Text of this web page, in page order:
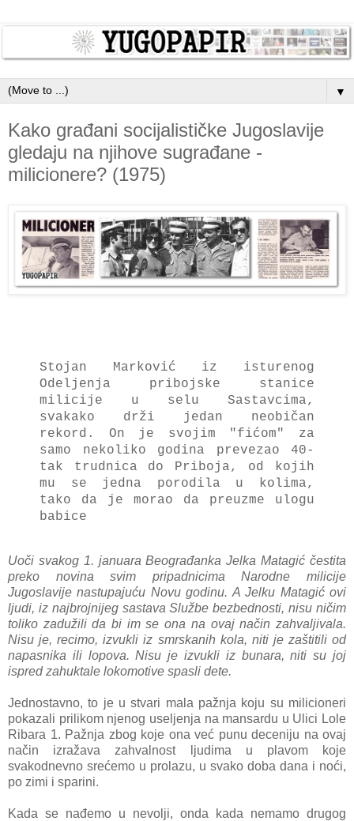
▼
Kako građani socijalističke Jugoslavije
gledaju na njihove sugrađane -
milicionere? (1975)
Stojan Marković iz isturenog
Odeljenja pribojske stanice
milicije u selu Sastavcima,
svakako drži jedan neobičan
rekord. On je svojim "fićom" za
samo nekoliko godina prevezao 40-
tak trudnica do Priboja, od kojih
mu se jedna porodila u kolima,
tako da je morao da preuzme ulogu
babice
Uoči svakog 1. januara Beograđanka Jelka Matagić čestita
preko novina svim pripadnicima Narodne milicije
Jugoslavije nastupajuću Novu godinu. A Jelku Matagić ovi
ljudi, iz najbrojnijeg sastava Službe bezbednosti, nisu ničim
toliko zadužili da bi im se ona na ovaj način zahvaljivala.
Nisu je, recimo, izvukli iz smrskanih kola, niti je zaštitili od
napasnika ili lopova. Nisu je izvukli iz bunara, niti su joj
ispred zahuktale lokomotive spasli dete.
Jednostavno, to je u stvari mala pažnja koju su milicioneri
pokazali prilikom njenog useljenja na mansardu u Ulici Lole
Ribara 1. Pažnja zbog koje ona već punu deceniju na ovaj
način izražava zahvalnost ljudima u plavom koje
svakodnevno srećemo u prolazu, u svako doba dana i noći,
po zimi i sparini.
Kada se nađemo u nevolji, onda kada nemamo drugog